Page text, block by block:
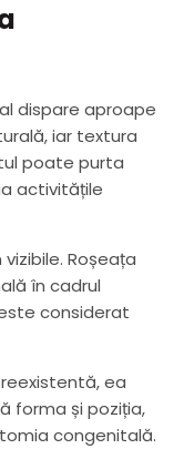
dispare aproape
iar textura
poate purta
activitățile
Roșeața
în cadrul
considerat
ea
forma și poziția,
congenitală.